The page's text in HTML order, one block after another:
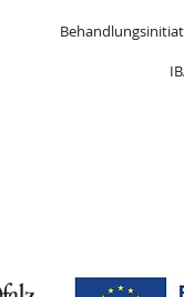
Behandlungsinitia